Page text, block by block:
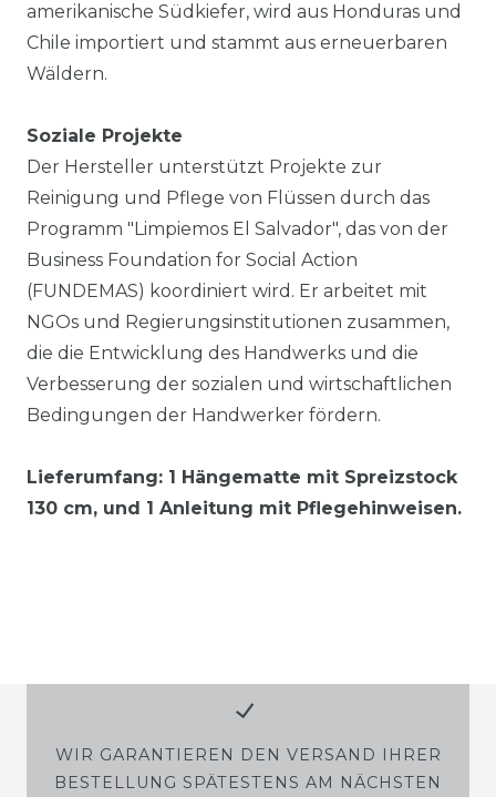
amerikanische Südkiefer, wird aus Honduras und
Chile importiert und stammt aus erneuerbaren
Wäldern.
Soziale Projekte
Der Hersteller unterstützt Projekte zur
Reinigung und Pflege von Flüssen durch das
Programm "Limpiemos El Salvador", das von der
Business Foundation for Social Action
(FUNDEMAS) koordiniert wird. Er arbeitet mit
NGOs und Regierungsinstitutionen zusammen,
die die Entwicklung des Handwerks und die
Verbesserung der sozialen und wirtschaftlichen
Bedingungen der Handwerker fördern.
Lieferumfang: 1 Hängematte mit Spreizstock
130 cm, und 1 Anleitung mit Pflegehinweisen.
WIR GARANTIEREN DEN VERSAND IHRER
BESTELLUNG SPÄTESTENS AM NÄCHSTEN